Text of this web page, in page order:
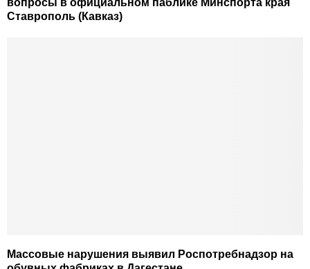
вопросы в официальном паблике Минспорта края
Ставрополь (Кавказ)
Массовые нарушения выявил Роспотребнадзор на